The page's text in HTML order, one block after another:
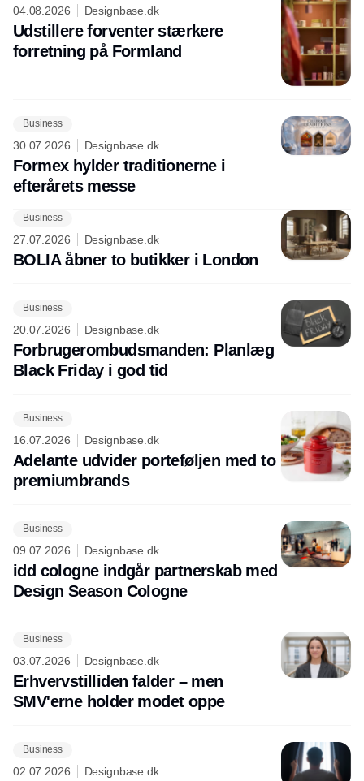
04.08.2026 Designbase.dk
Udstillere forventer stærkere
forretning på Formland
Business
30.07.2026 Designbase.dk
Formex hylder traditionerne i
efterårets messe
Business
27.07.2026 Designbase.dk
BOLIA åbner to butikker i London
Business
20.07.2026 Designbase.dk
Forbrugerombudsmanden: Planlæg
Black Friday i god tid
Business
16.07.2026 Designbase.dk
Adelante udvider porteføljen med to
premiumbrands
Business
09.07.2026 Designbase.dk
idd cologne indgår partnerskab med
Design Season Cologne
Business
03.07.2026 Designbase.dk
Erhvervstilliden falder – men
SMV'erne holder modet oppe
Business
02.07.2026 Designbase.dk